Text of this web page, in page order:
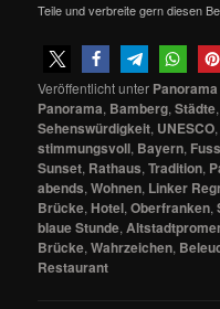
Teile und verbreite gern diesen
Veröffentlicht unter
Panorama, Bamberg,Städte,
Sehenswürdigkeit, UNESCO,
stimmungsvoll, Bayern,
Sunset, Rathaus,Tradition,
abends,Wohnen, Linker
Brücke, Hotel,Oberfranken,
blaue Stunde,
Brücke,Wahrzeichen,
Restaurant